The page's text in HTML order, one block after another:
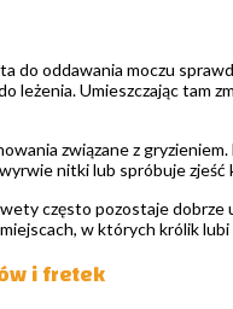
do oddawania moczu
leżenia. Umieszczając tam
związane z
nitki lub spróbuje zjeść
często pozostaje dobrze
w których królik lubi
i fretek